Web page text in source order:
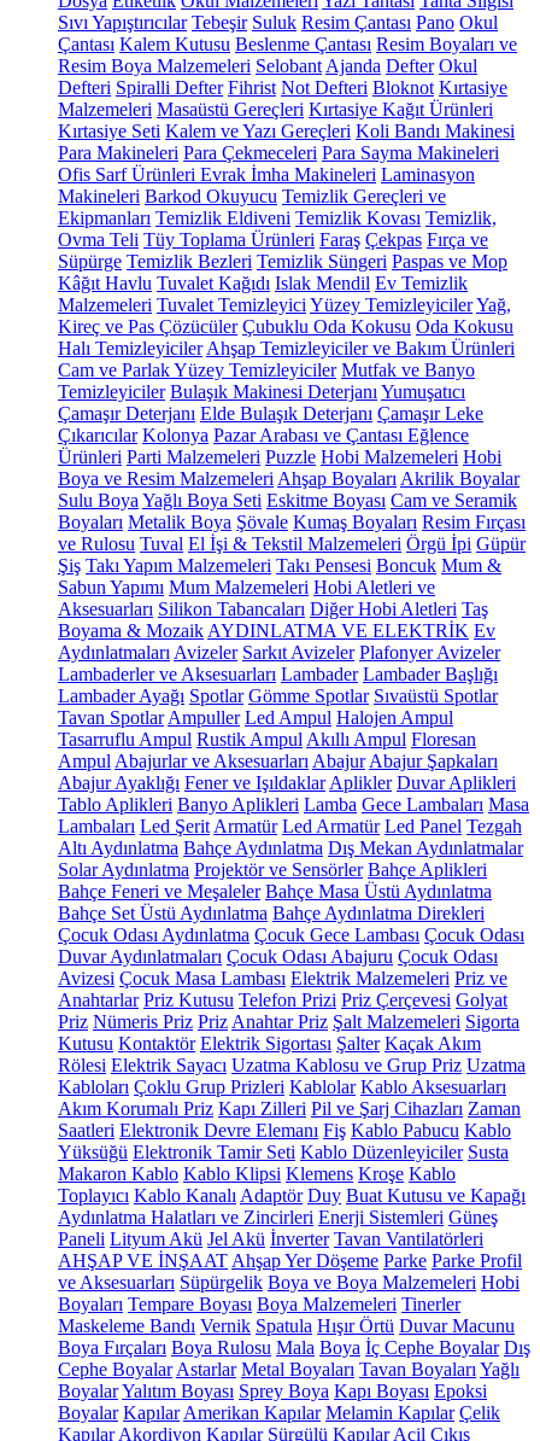
Sıvı Yapıştırıcılar Tebeşir Suluk Resim Çantası Pano Okul
Çantası Kalem Kutusu Beslenme Çantası Resim Boyaları ve
Resim Boya Malzemeleri Selobant Ajanda Defter Okul
Defteri Spiralli Defter Fihrist Not Defteri Bloknot Kırtasiye
Malzemeleri Masaüstü Gereçleri Kırtasiye Kağıt Ürünleri
Kırtasiye Seti Kalem ve Yazı Gereçleri Koli Bandı Makinesi
Para Makineleri Para Çekmeceleri Para Sayma Makineleri
Ofis Sarf Ürünleri Evrak İmha Makineleri Laminasyon
Makineleri Barkod Okuyucu Temizlik Gereçleri ve
Ekipmanları Temizlik Eldiveni Temizlik Kovası Temizlik,
Ovma Teli Tüy Toplama Ürünleri Faraş Çekpas Fırça ve
Süpürge Temizlik Bezleri Temizlik Süngeri Paspas ve Mop
Kâğıt Havlu Tuvalet Kağıdı Islak Mendil Ev Temizlik
Malzemeleri Tuvalet Temizleyici Yüzey TemizleyicilerYağ,
Kireç ve Pas Çözücüler Çubuklu Oda Kokusu Oda Kokusu
Halı Temizleyiciler Ahşap Temizleyiciler ve Bakım Ürünleri
Cam ve Parlak Yüzey Temizleyiciler Mutfak ve Banyo
Temizleyiciler Bulaşık Makinesi Deterjanı Yumuşatıcı
Çamaşır Deterjanı Elde Bulaşık Deterjanı Çamaşır Leke
Çıkarıcılar Kolonya Pazar Arabası ve Çantası Eğlence
Ürünleri Parti Malzemeleri Puzzle Hobi Malzemeleri Hobi
Boya ve Resim Malzemeleri Ahşap Boyaları Akrilik Boyalar
Sulu Boya Yağlı Boya Seti Eskitme Boyası Cam ve Seramik
Boyaları Metalik Boya Şövale Kumaş Boyaları Resim Fırçası
ve Rulosu Tuval El İşi & Tekstil Malzemeleri Örgü İpi Güpür
Şiş Takı Yapım Malzemeleri Takı Pensesi Boncuk Mum &
Sabun Yapımı Mum Malzemeleri Hobi Aletleri ve
Aksesuarları Silikon Tabancaları Diğer Hobi Aletleri Taş
Boyama & Mozaik AYDINLATMA VE ELEKTRİK Ev
Aydınlatmaları Avizeler Sarkıt Avizeler Plafonyer Avizeler
Lambaderler ve Aksesuarları Lambader Lambader Başlığı
Lambader Ayağı Spotlar Gömme Spotlar Sıvaüstü Spotlar
Tavan Spotlar Ampuller Led Ampul Halojen Ampul
Tasarruflu Ampul Rustik Ampul Akıllı Ampul Floresan
Ampul Abajurlar ve Aksesuarları Abajur Abajur Şapkaları
Abajur Ayaklığı Fener ve Işıldaklar Aplikler Duvar Aplikleri
Tablo Aplikleri Banyo Aplikleri Lamba Gece Lambaları Masa
Lambaları Led Şerit Armatür Led Armatür Led Panel Tezgah
Altı Aydınlatma Bahçe Aydınlatma Dış Mekan Aydınlatmalar
Solar Aydınlatma Projektör ve Sensörler Bahçe Aplikleri
Bahçe Feneri ve Meşaleler Bahçe Masa Üstü Aydınlatma
Bahçe Set Üstü Aydınlatma Bahçe Aydınlatma Direkleri
Çocuk Odası Aydınlatma Çocuk Gece Lambası Çocuk Odası
Duvar Aydınlatmaları Çocuk Odası Abajuru Çocuk Odası
Avizesi Çocuk Masa Lambası Elektrik Malzemeleri Priz ve
Anahtarlar Priz Kutusu Telefon Prizi Priz Çerçevesi Golyat
Priz Nümeris Priz Priz Anahtar Priz Şalt Malzemeleri Sigorta
Kutusu Kontaktör Elektrik Sigortası Şalter Kaçak Akım
Rölesi Elektrik Sayacı Uzatma Kablosu ve Grup Priz Uzatma
Kabloları Çoklu Grup Prizleri Kablolar Kablo Aksesuarları
Akım Korumalı Priz Kapı Zilleri Pil ve Şarj Cihazları Zaman
Saatleri Elektronik Devre Elemanı Fiş Kablo Pabucu Kablo
Yüksüğü Elektronik Tamir Seti Kablo Düzenleyiciler Susta
Makaron Kablo Kablo Klipsi Klemens Kroşe Kablo
Toplayıcı Kablo Kanalı Adaptör Duy Buat Kutusu ve Kapağı
Aydınlatma Halatları ve Zincirleri Enerji Sistemleri Güneş
Paneli Lityum Akü Jel Akü İnverter Tavan Vantilatörleri
AHŞAP VE İNŞAAT Ahşap Yer Döşeme Parke Parke Profil
ve Aksesuarları Süpürgelik Boya ve Boya Malzemeleri Hobi
Boyaları Tempare Boyası Boya Malzemeleri Tinerler
Maskeleme Bandı Vernik Spatula Hışır Örtü Duvar Macunu
Boya Fırçaları Boya Rulosu Mala Boya İç Cephe Boyalar Dış
Cephe Boyalar Astarlar Metal Boyaları Tavan Boyaları Yağlı
BoyalarYalıtım Boyası Sprey Boya Kapı Boyası Epoksi
Boyalar Kapılar Amerikan Kapılar Melamin Kapılar Çelik
Kapılar Akordiyon Kapılar Sürgülü Kapılar Acil Çıkış